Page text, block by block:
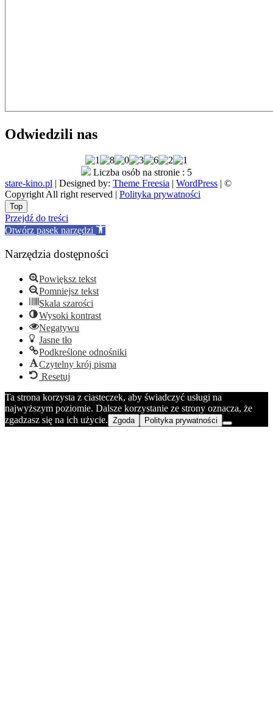
Odwiedzili nas
Liczba osób na stronie : 5
stare-kino.pl | Designed by: Theme Freesia | WordPress | ©
Copyright All right reserved | Polityka prywatności
Go
to
top
Top
Przejdź do treści
Otwórz pasek narzędzi
Narzędzia dostępności
Powiększ tekst
Pomniejsz tekst
Skala szarości
Wysoki kontrast
Negatywu
Jasne tło
Podkreślone odnośniki
Czytelny krój pisma
Resetuj
Ta strona korzysta z ciasteczek, aby świadczyć usługi na
najwyższym poziomie. Dalsze korzystanie ze strony oznacza, że
zgadzasz się na ich użycie. Zgoda Polityka prywatności